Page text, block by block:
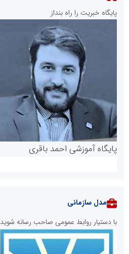
پایگاه خبریت را راه بنداز
پایگاه آموزشی احمد باقری
مدل سازمانی
با دستیار روابط عمومی صاحب رسانه شوید